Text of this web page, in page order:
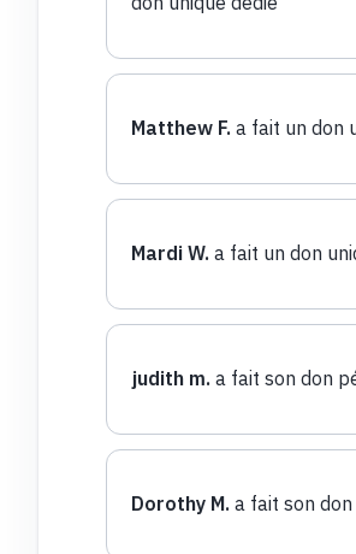
Matthew F. a fait un don
Mardi W. a fait un don
judith m. a fait son don
Dorothy M. a fait son